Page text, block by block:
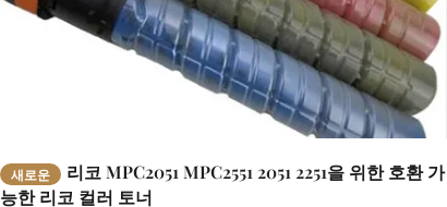
새로운
리코 MPC2051 MPC2551 2051 2251을 위한 호환 가
능한 리코 컬러 토너